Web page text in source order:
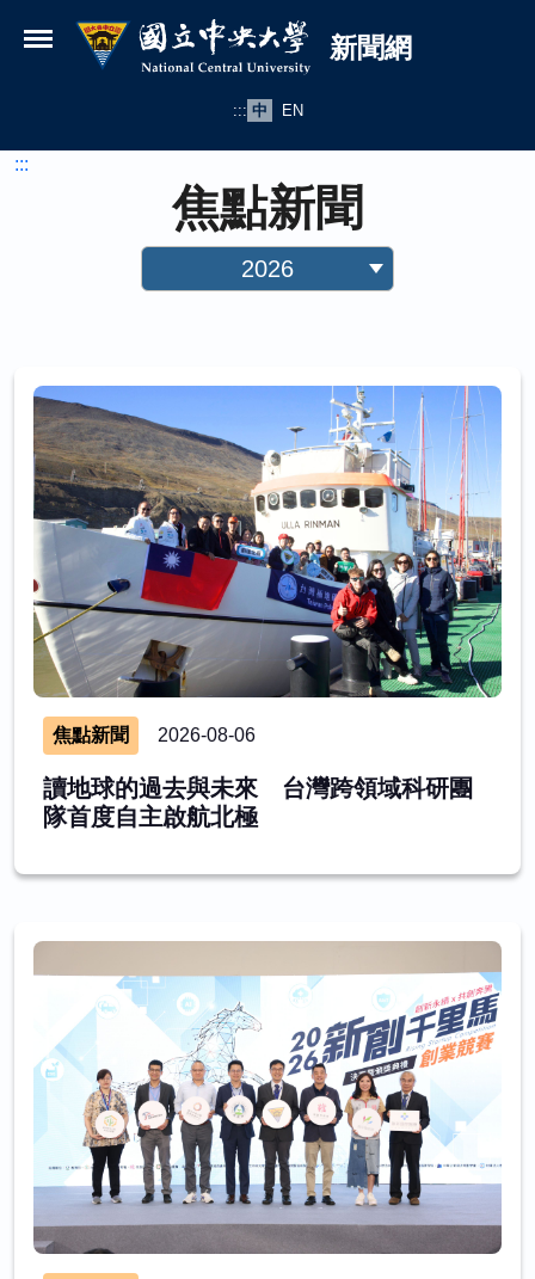
國立中央大學新聞網
新聞網
::: 中 EN
:::
焦點新聞
2026
焦點新聞 2026-08-06
讀地球的過去與未來 台灣跨領域科研團
隊首度自主啟航北極